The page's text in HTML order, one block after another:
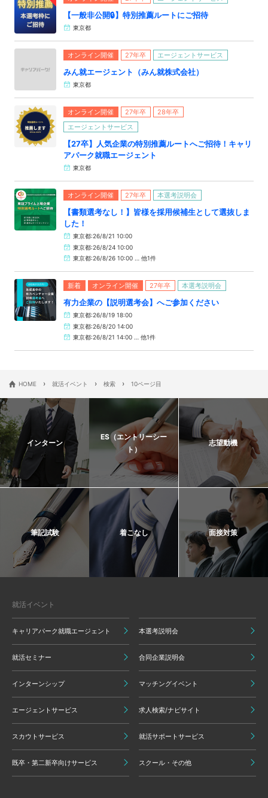
【一般非公開🔒️】特別推薦ルートにご招待
東京都
オンライン開催 27年卒 エージェントサービス
みん就エージェント（みん就株式会社）
東京都
オンライン開催 27年卒
28年卒
エージェントサービス
【27卒】人気企業の特別推薦ルートへご招待！キャリ
アパーク就職エージェント
東京都
オンライン開催 27年卒 本選考説明会
【書類選考なし！】皆様を採用候補生として選抜しま
した！
東京都:26/8/21 10:00
東京都:26/8/24 10:00
東京都:26/8/26 10:00 … 他1件
新着 オンライン開催 27年卒 本選考説明会
有力企業の【説明選考会】へご参加ください
東京都:26/8/19 18:00
東京都:26/8/20 14:00
東京都:26/8/21 14:00 … 他1件
HOME › 就活イベント › 検索 › 10ページ目
インターン
ES（エントリーシー
ト）
志望動機
筆記試験 着こなし 面接対策
就活イベント
キャリアパーク就職エージェント 本選考説明会
就活セミナー 合同企業説明会
インターンシップ マッチングイベント
エージェントサービス 求人検索/ナビサイト
スカウトサービス 就活サポートサービス
既卒・第二新卒向けサービス スクール・その他